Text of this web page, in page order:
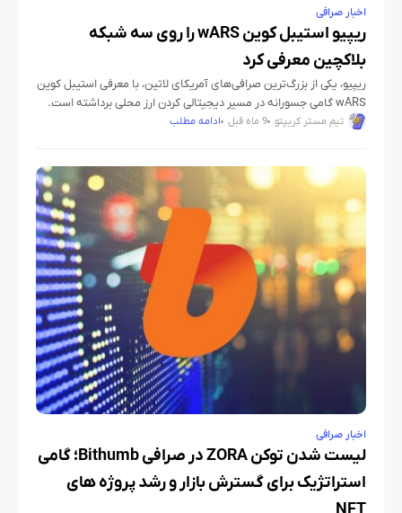
اخبار صرافی
ریپیو استیبل کوین wARS را روی سه شبکه
بلاکچین معرفی کرد
ریپیو، یکی از بزرگ‌ترین صرافی‌های آمریکای لاتین، با معرفی استیبل کوین
wARS گامی جسورانه در مسیر دیجیتالی کردن ارز محلی برداشته است.
این توکن که به پزو آرژانتین متصل است،
تیم مستر کریپتو 9 ماه قبل ادامه مطلب
اخبار صرافی
لیست شدن توکن ZORA در صرافی Bithumb؛ گامی
استراتژیک برای گسترش بازار و رشد پروژه‌ های